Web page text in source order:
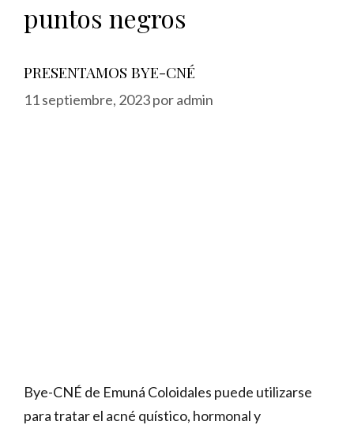
puntos negros
PRESENTAMOS BYE-CNÉ
11 septiembre, 2023poradmin
Bye-CNÉ de Emuná Coloidales puede utilizarse
para tratar el acné quístico, hormonal y